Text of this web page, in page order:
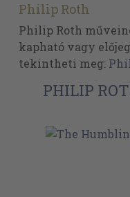
Philip Roth
Philip Roth
kapható vagy
tekintheti meg:
PHILIP